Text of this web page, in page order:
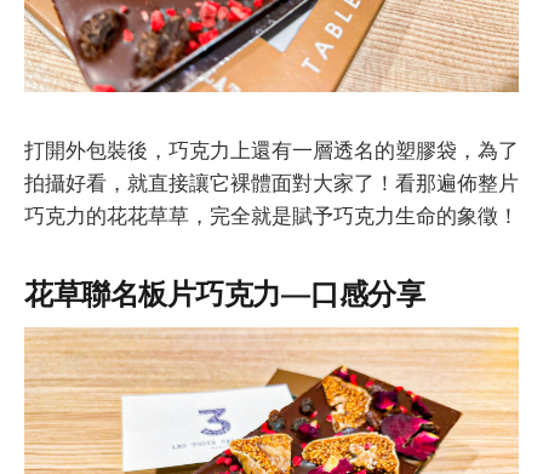
打開外包裝後，巧克力上還有一層透名的塑膠袋，為了
拍攝好看，就直接讓它裸體面對大家了！看那遍佈整片
巧克力的花花草草，完全就是賦予巧克力生命的象徵！
花草聯名板片巧克力 — 口感分享